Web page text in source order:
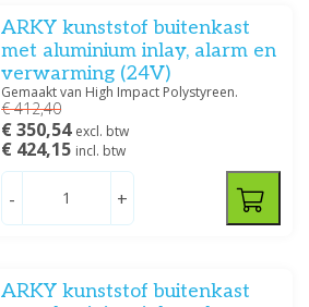
ARKY kunststof buitenkast
met aluminium inlay, alarm en
verwarming (24V)
Gemaakt van High Impact Polystyreen.
€ 412,40
€ 350,54 excl. btw
€ 424,15 incl. btw
- +
ARKY kunststof buitenkast